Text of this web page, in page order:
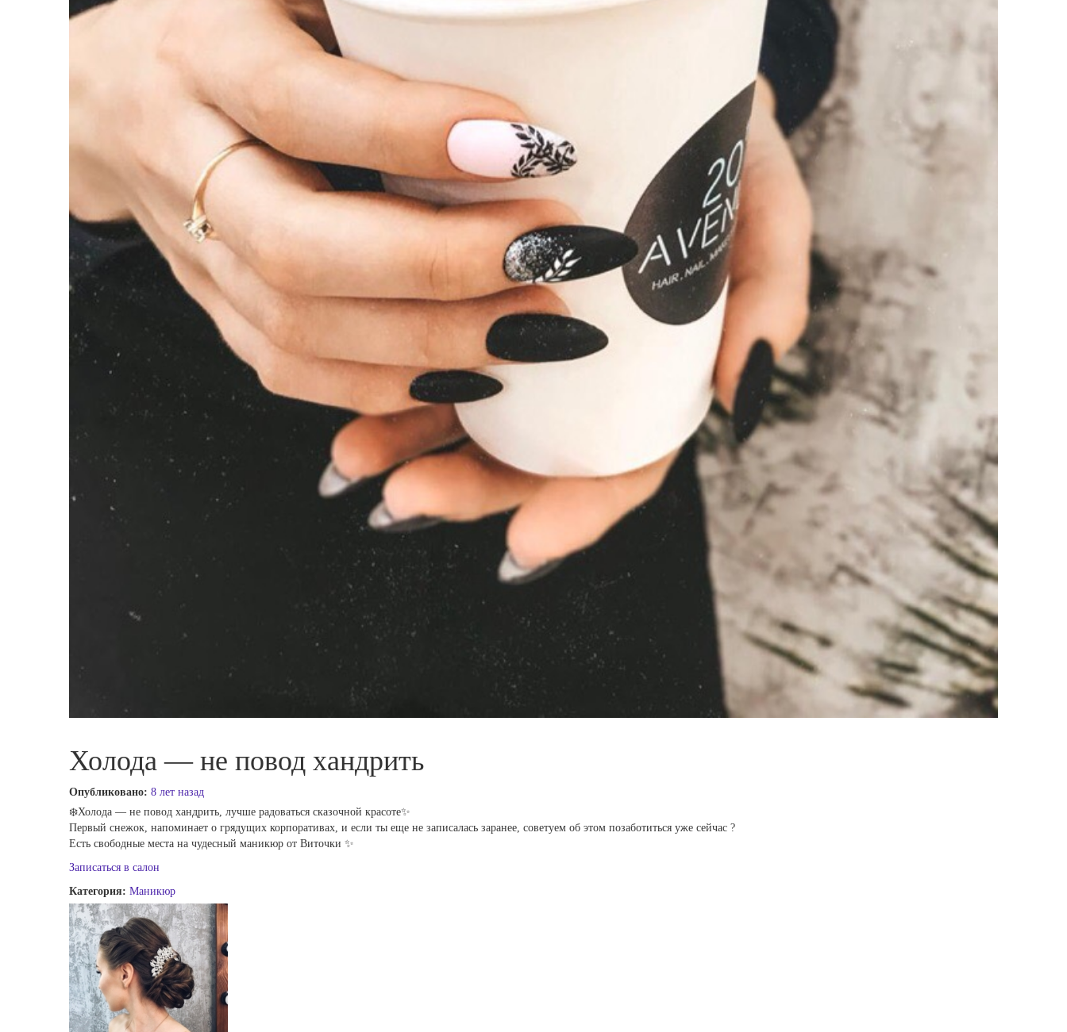
Холода — не повод хандрить
Опубликовано: 8 лет назад
❄️Холода — не повод хандрить, лучше радоваться сказочной красоте✨
Первый снежок, напоминает о грядущих корпоративах, и если ты еще не записалась заранее, советуем об этом позаботиться уже сейчас ?
Есть свободные места на чудесный маникюр от Виточки ✨
Записаться в салон
Категория: Маникюр